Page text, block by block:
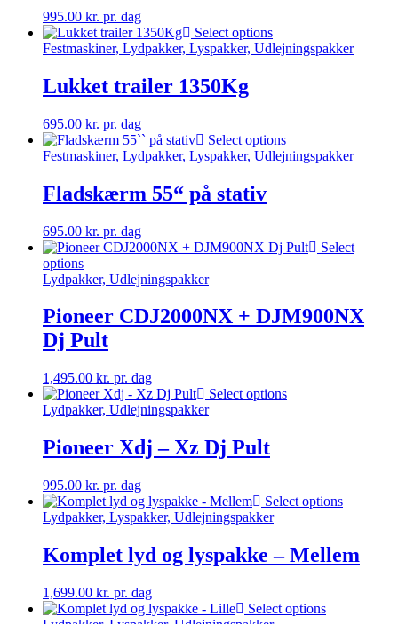
995.00 kr. pr. dag
Select options
Festmaskiner, Lydpakker, Lyspakker, Udlejningspakker
Lukket trailer 1350Kg
695.00 kr. pr. dag
Select options
Festmaskiner, Lydpakker, Lyspakker, Udlejningspakker
Fladskærm 55“ på stativ
695.00 kr. pr. dag
Select
options
Lydpakker, Udlejningspakker
Pioneer CDJ2000NX + DJM900NX
Dj Pult
1,495.00 kr. pr. dag
Select options
Lydpakker, Udlejningspakker
Pioneer Xdj – Xz Dj Pult
995.00 kr. pr. dag
Select options
Lydpakker, Lyspakker, Udlejningspakker
Komplet lyd og lyspakke – Mellem
1,699.00 kr. pr. dag
Select options